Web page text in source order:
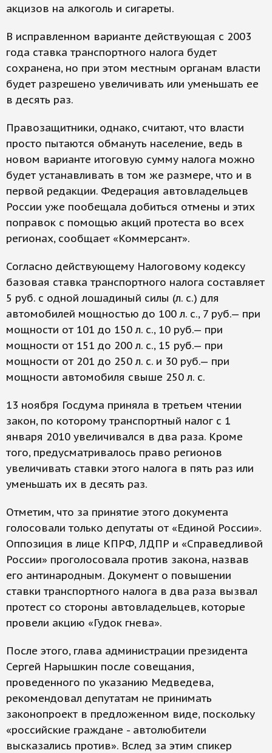
акцизов на алкоголь и сигареты.
В исправленном варианте действующая с 2003
года ставка транспортного налога будет
сохранена, но при этом местным органам власти
будет разрешено увеличивать или уменьшать ее
в десять раз.
Правозащитники, однако, считают, что власти
просто пытаются обмануть население, ведь в
новом варианте итоговую сумму налога можно
будет устанавливать в том же размере, что и в
первой редакции. Федерация автовладельцев
России уже пообещала добиться отмены и этих
поправок с помощью акций протеста во всех
регионах, сообщает «Коммерсант».
Согласно действующему Налоговому кодексу
базовая ставка транспортного налога составляет
5 руб. с одной лошадиный силы (л. с.) для
автомобилей мощностью до 100 л. с., 7 руб.— при
мощности от 101 до 150 л. с., 10 руб.— при
мощности от 151 до 200 л. с., 15 руб.— при
мощности от 201 до 250 л. с. и 30 руб.— при
мощности автомобиля свыше 250 л. с.
13 ноября Госдума приняла в третьем чтении
закон, по которому транспортный налог с 1
января 2010 увеличивался в два раза. Кроме
того, предусматривалось право регионов
увеличивать ставки этого налога в пять раз или
уменьшать их в десять раз.
Отметим, что за принятие этого документа
голосовали только депутаты от «Единой России».
Оппозиция в лице КПРФ, ЛДПР и «Справедливой
России» проголосовала против закона, назвав
его антинародным. Документ о повышении
ставки транспортного налога в два раза вызвал
протест со стороны автовладельцев, которые
провели акцию «Гудок гнева».
После этого, глава администрации президента
Сергей Нарышкин после совещания,
проведенного по указанию Медведева,
рекомендовал депутатам не принимать
законопроект в предложенном виде, поскольку
«российские граждане - автолюбители
высказались против». Вслед за этим спикер